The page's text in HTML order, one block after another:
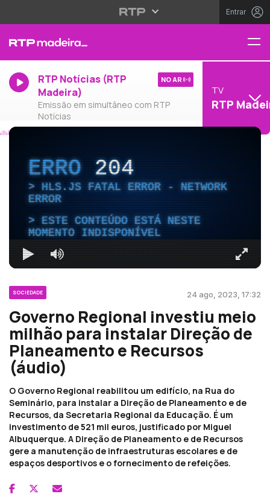
Entrar
RTP Notícias (RTP
Madeira)
Emissão em simultâneo com RTP
Notícias
NO AR
TV
RTP
ERRO204
HLS.JS FATAL ERROR - NETWORK
ERROR
ESTE CONTEÚDO ESTÁ NESTE
MOMENTO INDISPONÍVEL
SOCIEDADE 24 ago, 2023, 17:32
Governo Regional investiu meio
milhão para instalar Direção de
Planeamento e Recursos
(áudio)
O Governo Regional reabilitou um edifício, na Rua do
Seminário, para instalar a Direção de Planeamento e de
Recursos, da Secretaria Regional da Educação. É um
investimento de 521 mil euros, justificado por Miguel
Albuquerque. A Direção de Planeamento e de Recursos
gere a manutenção de infraestruturas escolares e de
espaços desportivos e o fornecimento de refeições.